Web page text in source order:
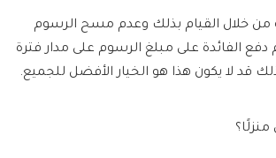
من خلال القيام بذلك وعدم مسح الرسوم
دفع الفائدة على مبلغ الرسوم على مدار فترة
قد لا يكون هذا هو الخيار الأفضل للجميع.